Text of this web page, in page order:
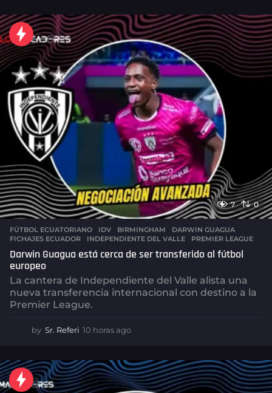
r
a
s
a
g
o
7 0
FÚTBOL ECUATORIANO ,IDV BIRMINGHAM ,DARWIN GUAGUA
FICHAJES ECUADOR
,INDEPENDIENTE DEL VALLE ,PREMIER LEAGUE
Darwin Guagua está cerca de ser transferido al fútbol
europeo
La cantera de Independiente del Valle alista una
nueva transferencia internacional con destino a la
Premier League.
by Sr. Referi 10 horas ago
o
r
a